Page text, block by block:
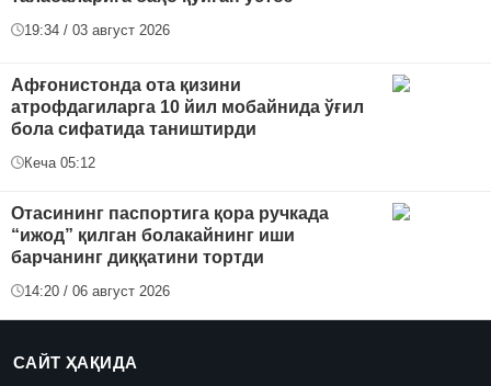
19:34 / 03 август 2026
Афғонистонда ота қизини
атрофдагиларга 10 йил мобайнида ўғил
бола сифатида таништирди
Кеча 05:12
Отасининг паспортига қора ручкада
“ижод” қилган болакайнинг иши
барчанинг диққатини тортди
14:20 / 06 август 2026
САЙТ ҲАҚИДА